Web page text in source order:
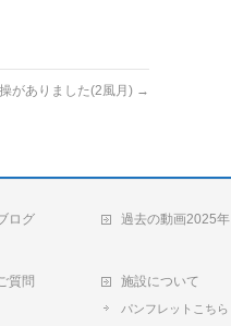
がありました(2風月) →
ログ 過去の動画2025年
質問 施設について
パンフレットこちら